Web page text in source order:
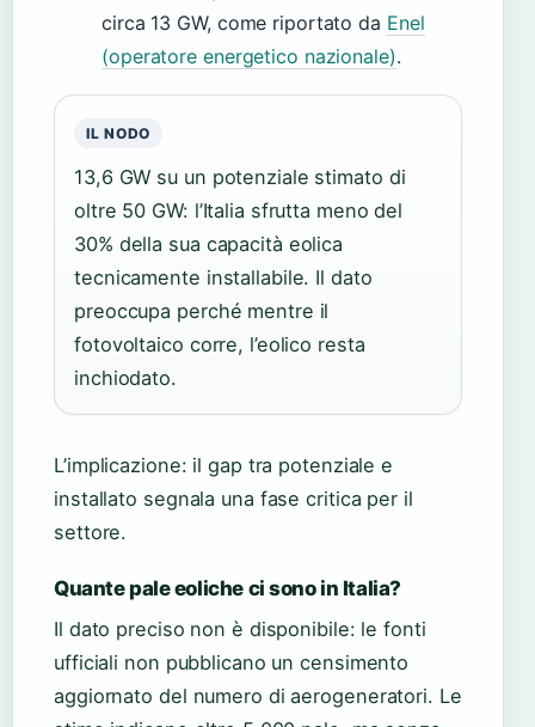
circa 13 GW, come riportato da Enel
(operatore energetico nazionale).
IL NODO
13,6 GW su un potenziale stimato di
oltre 50 GW: l’Italia sfrutta meno del
30% della sua capacità eolica
tecnicamente installabile. Il dato
preoccupa perché mentre il
fotovoltaico corre, l’eolico resta
inchiodato.
L’implicazione: il gap tra potenziale e
installato segnala una fase critica per il
settore.
Quante pale eoliche ci sono in Italia?
Il dato preciso non è disponibile: le fonti
ufficiali non pubblicano un censimento
aggiornato del numero di aerogeneratori. Le